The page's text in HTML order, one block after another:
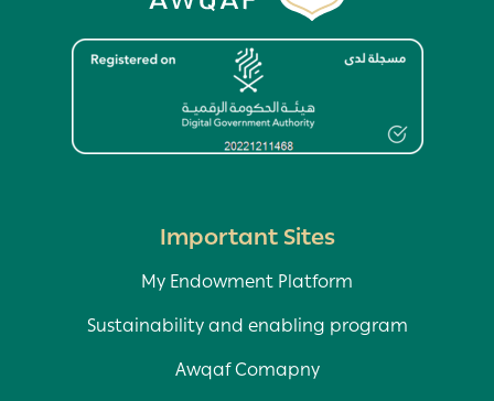
Important Sites
My Endowment Platform
Sustainability and enabling program
Awqaf Comapny